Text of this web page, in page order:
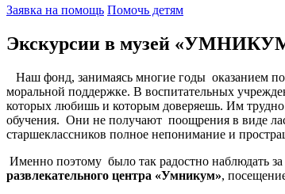
Заявка на помощь Помочь детям
Экскурсии в музей
Наш фонд, занимаясь многие годы оказанием
моральной поддержке. В воспитательных
которых любишь и которым доверяешь. Им трудно
обучения. Они не получают поощрения в виде
старшеклассников полное непонимание и
Именно поэтому было так радостно наблюдать
развлекательного центра «Умникум»,